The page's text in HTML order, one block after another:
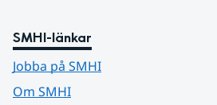
SMHI-länkar
Jobba på SMHI
Om SMHI